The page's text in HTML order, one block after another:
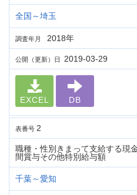
全国～埼玉
調査年月 2018年
公開（更新）日 2019-03-29
EXCEL DB
表番号 2
職種・性別きまって支給する現
間賞与その他特別給与額
千葉～愛知